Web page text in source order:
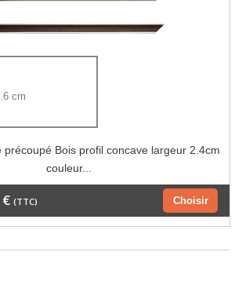
cm
précoupé Bois profil concave largeur 2.4cm
couleur...
Choisir
(TTC)